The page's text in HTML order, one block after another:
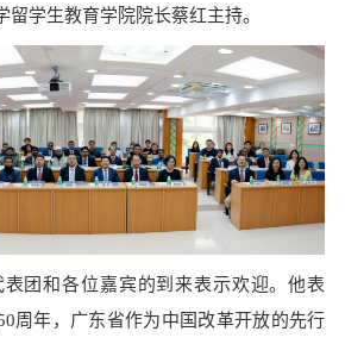
学生教育学院院长蔡红主持。
表团和各位嘉宾的到来表示欢迎。他表
周年，广东省作为中国改革开放的先行